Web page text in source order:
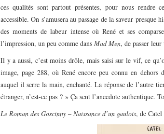
ces qualités sont partout présentes, pour nous rendre
accessible. On s’amusera au passage de la saveur
des moments de labeur intense où René et ses
l’impression, un peu comme dans Mad Men, de passer
Il y a aussi, c’est moins drôle, mais saisi sur le vif, ce
image, page 288, où René encore peu connu en
auquel il serre la main, enchanté. La réponse de l’autre
étranger, n’est-ce pas ? » Ça sent l’anecdote authentique.
Le Roman des Goscinny – Naissance d’un gaulois, de